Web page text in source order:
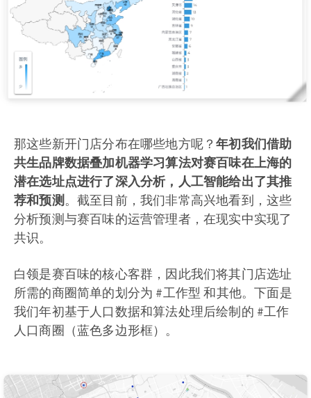
那这些新开门店分布在哪些地方呢？年初我们借助
共生品牌数据叠加机器学习算法对赛百味在上海的
潜在选址点进行了深入分析，人工智能给出了其推
荐和预测。截至目前，我们非常高兴地看到，这些
分析预测与赛百味的运营管理者，在现实中实现了
共识。
白领是赛百味的核心客群，因此我们将其门店选址
所需的商圈简单的划分为 #工作型 和其他。下面是
我们年初基于人口数据和算法处理后绘制的 #工作
人口商圈（蓝色多边形框）。